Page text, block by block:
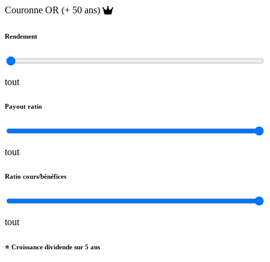
Couronne OR (+ 50 ans)
Rendement
tout
Payout ratio
tout
Ratio cours/bénéfices
tout
⭐️ Croissance dividende sur 5 ans